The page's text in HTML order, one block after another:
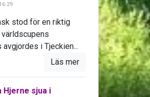
stod för en riktig
avgjordes i Tjeckien...
Läs mer
Hjerne sjua i